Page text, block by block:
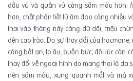
đầu vú và quần vú càng sẫm màu hơn.
hơn, chất phân tiết từ âm đạo càng nhiều
thai vào tháng này càng dữ dội, triệu
đến cao trào. Do sự thay đổi của
càng bất an, lo âu, buồn bực, đôi lúc còn
thay đổi về ngoại hình do mang thai là da
nên sẫm màu, xung quanh mắt và má